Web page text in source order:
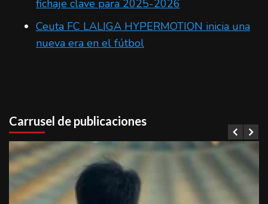
fichaje clave para 2025-2026
Ceuta FC LALIGA HYPERMOTION inicia una
nueva era en el fútbol
Carrusel de publicaciones